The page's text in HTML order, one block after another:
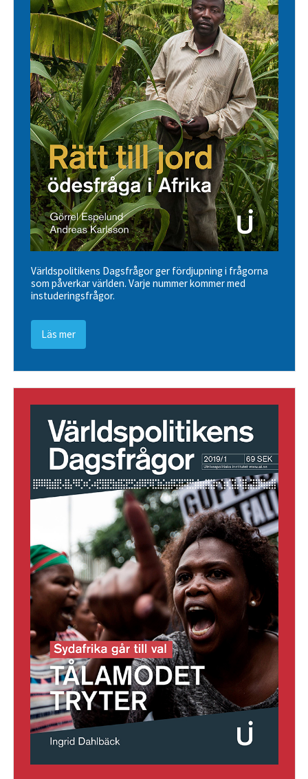
Världspolitikens Dagsfrågor ger fördjupning i frågorna
som påverkar världen. Varje nummer kommer med
instuderingsfrågor.
Läs mer